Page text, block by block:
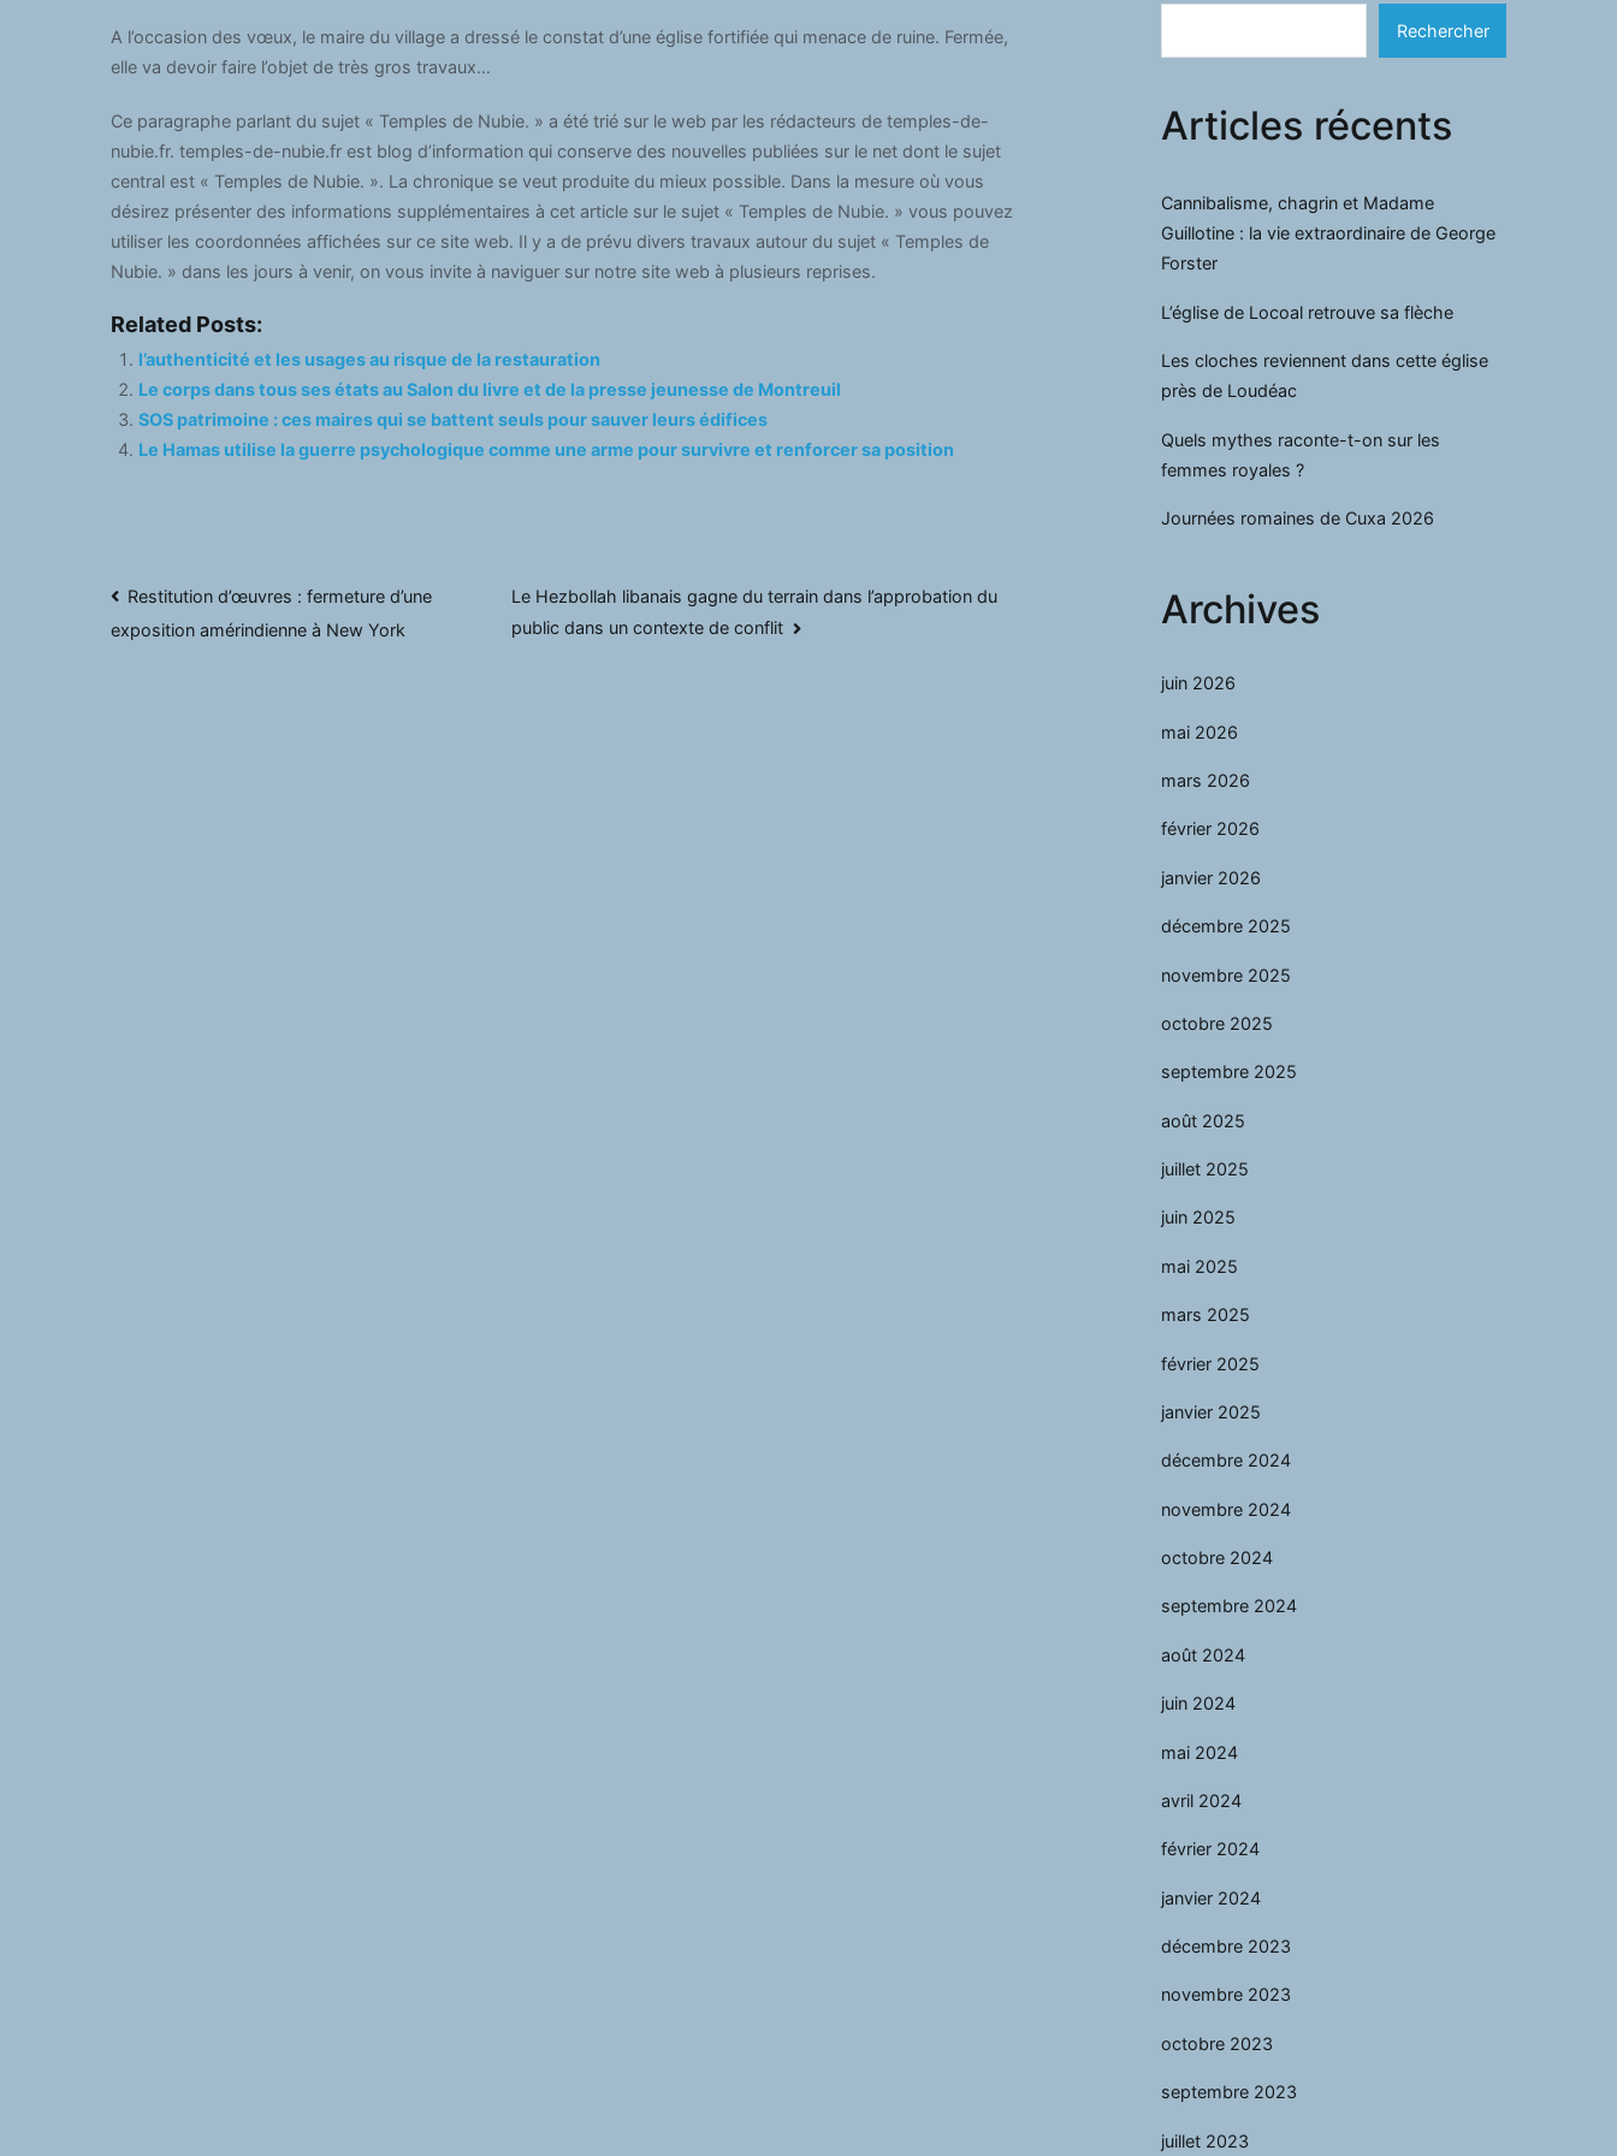
A l’occasion des vœux, le maire du village a dressé le constat d’une église fortifiée qui menace de ruine. Fermée,
elle va devoir faire l’objet de très gros travaux…
Ce paragraphe parlant du sujet « Temples de Nubie. » a été trié sur le web par les rédacteurs de temples-de-
nubie.fr. temples-de-nubie.fr est blog d’information qui conserve des nouvelles publiées sur le net dont le sujet
central est « Temples de Nubie. ». La chronique se veut produite du mieux possible. Dans la mesure où vous
désirez présenter des informations supplémentaires à cet article sur le sujet « Temples de Nubie. » vous pouvez
utiliser les coordonnées affichées sur ce site web. Il y a de prévu divers travaux autour du sujet « Temples de
Nubie. » dans les jours à venir, on vous invite à naviguer sur notre site web à plusieurs reprises.
Related Posts:
l’authenticité et les usages au risque de la restauration
Le corps dans tous ses états au Salon du livre et de la presse jeunesse de Montreuil
SOS patrimoine : ces maires qui se battent seuls pour sauver leurs édifices
Le Hamas utilise la guerre psychologique comme une arme pour survivre et renforcer sa position
Navigation
de
Restitution d’œuvres : fermeture d’une
exposition amérindienne à New York
Le Hezbollah libanais gagne du terrain dans l’approbation du
public dans un contexte de conflit
Rechercher
Articles récents
Cannibalisme, chagrin et Madame
Guillotine : la vie extraordinaire de George
Forster
L’église de Locoal retrouve sa flèche
Les cloches reviennent dans cette église
près de Loudéac
Quels mythes raconte-t-on sur les
femmes royales ?
Journées romaines de Cuxa 2026
Archives
juin 2026
mai 2026
mars 2026
février 2026
janvier 2026
décembre 2025
novembre 2025
octobre 2025
septembre 2025
août 2025
juillet 2025
juin 2025
mai 2025
mars 2025
février 2025
janvier 2025
décembre 2024
novembre 2024
octobre 2024
septembre 2024
août 2024
juin 2024
mai 2024
avril 2024
février 2024
janvier 2024
décembre 2023
novembre 2023
octobre 2023
septembre 2023
juillet 2023